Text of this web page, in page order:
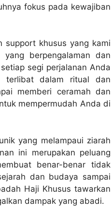
fokus pada kewajiban
support khusus yang kami
berpengalaman dan
segi perjalanan Anda
terlibat dalam ritual dan
memberi ceramah dan
mempermudah Anda di
yang melampaui ziarah
ini merupakan peluang
benar-benar tidak
dan budaya sampai
Haji Khusus tawarkan
dampak yang abadi.